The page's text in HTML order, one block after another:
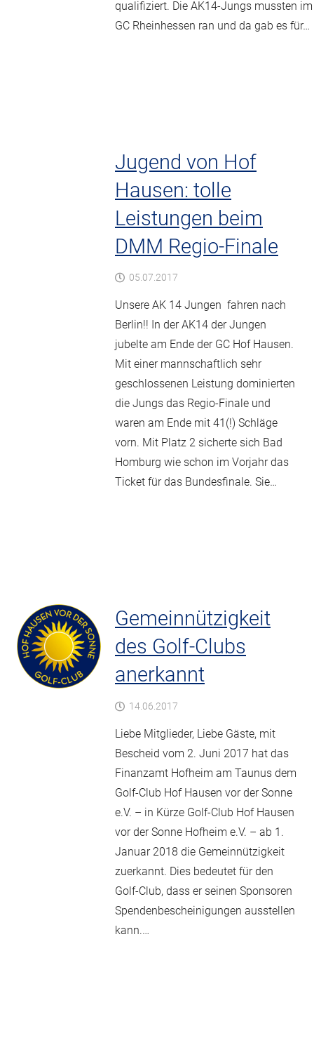
qualifiziert. Die AK14-Jungs mussten im
GC Rheinhessen ran und da gab es für…
Jugend von Hof
Hausen: tolle
Leistungen beim
DMM Regio-Finale
05.07.2017
Unsere AK 14 Jungen fahren nach
Berlin!! In der AK14 der Jungen
jubelte am Ende der GC Hof Hausen.
Mit einer mannschaftlich sehr
geschlossenen Leistung dominierten
die Jungs das Regio-Finale und
waren am Ende mit 41(!) Schläge
vorn. Mit Platz 2 sicherte sich Bad
Homburg wie schon im Vorjahr das
Ticket für das Bundesfinale. Sie…
Gemeinnützigkeit
des Golf-Clubs
anerkannt
14.06.2017
Liebe Mitglieder, Liebe Gäste, mit
Bescheid vom 2. Juni 2017 hat das
Finanzamt Hofheim am Taunus dem
Golf-Club Hof Hausen vor der Sonne
e.V. – in Kürze Golf-Club Hof Hausen
vor der Sonne Hofheim e.V. – ab 1.
Januar 2018 die Gemeinnützigkeit
zuerkannt. Dies bedeutet für den
Golf-Club, dass er seinen Sponsoren
Spendenbescheinigungen ausstellen
kann.…